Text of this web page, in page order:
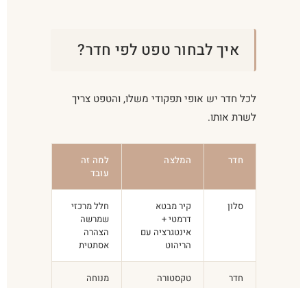
איך לבחור טפט לפי חדר?
לכל חדר יש אופי תפקודי משלו, והטפט צריך
לשרת אותו.
חדר המלצה
למה זה
עובד
סלון
קיר מבטא
דרמטי +
אינטגרציה עם
הריהוט
חלל מרכזי
שמרשה
הצהרה
אסתטית
חדר
טקסטורה
מנוחה